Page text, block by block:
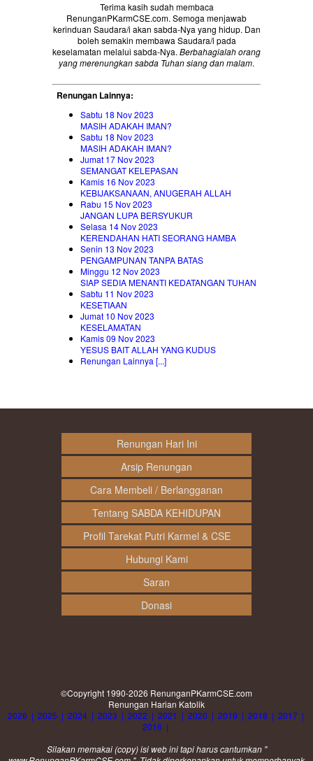
Terima kasih sudah membaca
RenunganPKarmCSE.com. Semoga menjawab
kerinduan Saudara/i akan sabda-Nya yang hidup. Dan
boleh semakin membawa Saudara/i pada
keselamatan melalui sabda-Nya. Berbahagialah orang
yang merenungkan sabda Tuhan siang dan malam.
Renungan Lainnya:
Sabtu 18 Nov 2023
MASIH ADAKAH IMAN?
Sabtu 18 Nov 2023
MASIH ADAKAH IMAN?
Jumat 17 Nov 2023
SEMANGAT KELEPASAN
Kamis 16 Nov 2023
KEBIJAKSANAAN, ANUGERAH ALLAH
Rabu 15 Nov 2023
JANGAN LUPA BERSYUKUR
Selasa 14 Nov 2023
KERENDAHAN HATI SEORANG HAMBA
Senin 13 Nov 2023
PENGAMPUNAN TANPA BATAS
Minggu 12 Nov 2023
SIAP SEDIA MENANTI KEDATANGAN TUHAN
Sabtu 11 Nov 2023
KESETIAAN
Jumat 10 Nov 2023
KESELAMATAN
Kamis 09 Nov 2023
YESUS BAIT ALLAH YANG KUDUS
Renungan Lainnya [...]
Renungan Hari Ini
Arsip Renungan
Cara Membeli / Berlangganan
Tentang SABDA KEHIDUPAN
Profil Tarekat Putri Karmel & CSE
Hubungi Kami
Saran
Donasi
©Copyright 1990-2026 RenunganPKarmCSE.com
Renungan Harian Katolik
2026 | 2025 | 2024 | 2023 | 2022 | 2021 | 2020 | 2019 | 2018 | 2017 |
2016 |
Silakan memakai (copy) isi web ini tapi harus cantumkan "